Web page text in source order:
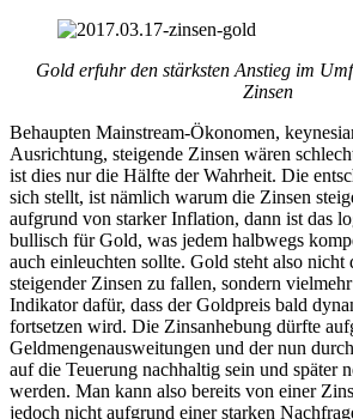
Gold erfuhr den stärksten Anstieg im
Zinsen
Behaupten Mainstream-Ökonomen,
Ausrichtung, steigende Zinsen wären
ist dies nur die Hälfte der Wahrheit. Die
sich stellt, ist nämlich warum die Zinsen
aufgrund von starker Inflation, dann ist das
bullisch für Gold, was jedem halbwegs
auch einleuchten sollte. Gold steht also nicht
steigender Zinsen zu fallen, sondern
Indikator dafür, dass der Goldpreis bald
fortsetzen wird. Die Zinsanhebung dürfte
Geldmengenausweitungen und der nun
auf die Teuerung nachhaltig sein und später
werden. Man kann also bereits von einer
jedoch nicht aufgrund einer starken